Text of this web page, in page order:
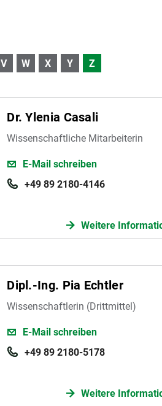
V W X Y Z
Dr. Ylenia Casali
Wissenschaftliche Mitarbeiterin
E-Mail schreiben
+49 89 2180-4146
Weitere
Dipl.-Ing. Pia Echtler
Wissenschaftlerin (Drittmittel)
E-Mail schreiben
+49 89 2180-5178
Weitere